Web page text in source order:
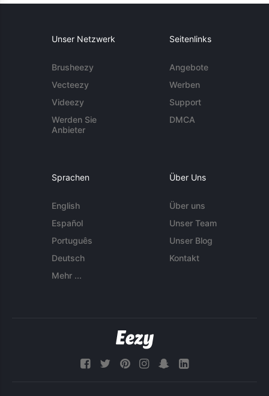
Unser Netzwerk
Brusheezy
Vecteezy
Videezy
Werden Sie
Anbieter
Seitenlinks
Angebote
Werben
Support
DMCA
Sprachen
English
Español
Português
Deutsch
Mehr ...
Über Uns
Über uns
Unser Team
Unser Blog
Kontakt